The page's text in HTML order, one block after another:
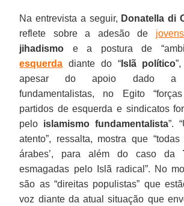
Na entrevista a seguir, Donatella di
reflete sobre a adesão de
jihadismo e a postura de
esquerda diante do “Islã político
apesar do apoio dado a
fundamentalistas, no Egito
partidos de esquerda e sindicatos
pelo islamismo fundamentalista”.
atento”, ressalta, mostra que “todas
árabes’, para além do caso da
esmagadas pelo Islã radical”. No
são as “direitas populistas” que
voz diante da atual situação que